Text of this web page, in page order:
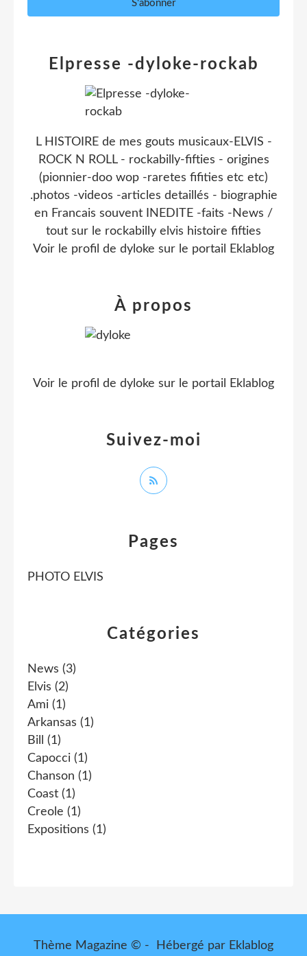
Catégories
News (3)
Elvis (2)
Ami (1)
Arkansas (1)
Bill
(1)
Capocci (1)
Chanson (1)
Coast (1)
Creole (1)
Expositions (1)
Pages
PHOTO ELVIS
Elpresse -dyloke-rockab
L HISTOIRE de mes gouts musicaux-ELVIS -
ROCK N ROLL - rockabilly-fifties - origines
(pionnier-doo wop -raretes fifities etc etc)
.photos -videos -articles detaillés - biographie
en Francais souvent INEDITE -faits -News /
tout sur le rockabilly elvis histoire fifties
Voir le profil de dyloke sur le portail Eklablog
Suivez-moi
À propos
Voir le profil de dyloke sur le portail Eklablog
Thème Magazine © - Hébergé par Eklablog